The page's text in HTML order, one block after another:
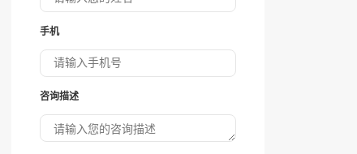
手机
咨询描述